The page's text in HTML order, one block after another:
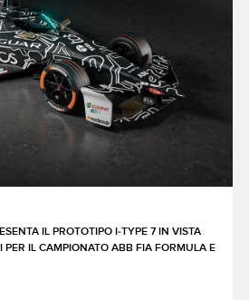
IL PROTOTIPO I‑TYPE 7 IN VISTA
PER IL CAMPIONATO ABB FIA FORMULA E